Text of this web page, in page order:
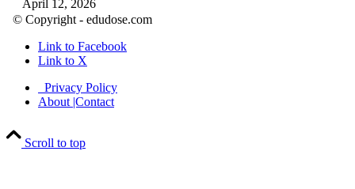
April 12, 2026
April 9, 2026
नासा का आर्टेमिस-2 मिशन: मनुष्य एक बार फिर से चंद्रमा के
पहुंचा
April 7, 2026
© Copyright - edudose.com
Link to Facebook
Link to X
Privacy Policy
About |Contact
Scroll to top